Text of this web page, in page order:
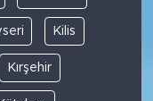
Kilis
Kırşehir